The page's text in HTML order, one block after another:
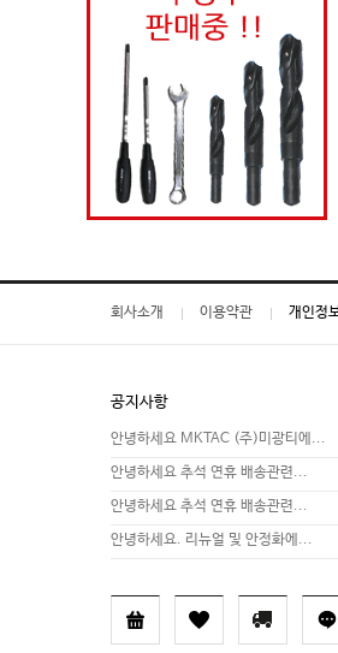
회사소개 이용약관 개인정
공지사항
안녕하세요 MKTAC (주)미광티에...
안녕하세요 추석 연휴 배송관련...
안녕하세요 추석 연휴 배송관련...
안녕하세요. 리뉴얼 및 안정화에...